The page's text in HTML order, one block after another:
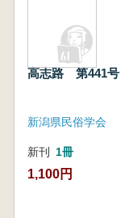
高志路 第441号
新潟県民俗学会
新刊 1冊
1,100円